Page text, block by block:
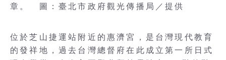
章。 圖：臺北市政府觀光傳播局／提供
位於芝山捷運站附近的惠濟宮，是台灣現代教育
的發祥地，過去台灣總督府在此成立第一所日式